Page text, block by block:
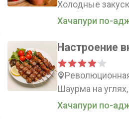
Холодные
Хачапури по-
Настроение
Шаурма на
Хачапури по-